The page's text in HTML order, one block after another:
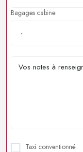
Bagages cabine
Taxi conventionné